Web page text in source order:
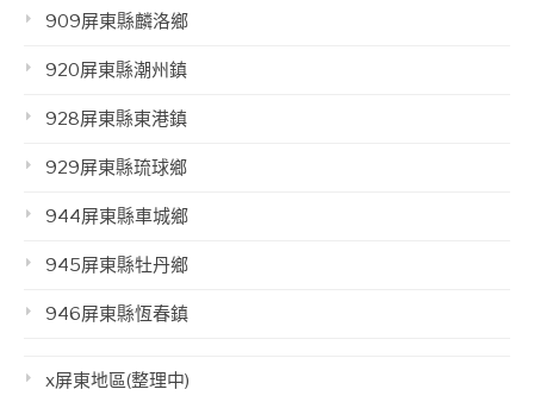
909屏東縣麟洛鄉
920屏東縣潮州鎮
928屏東縣東港鎮
929屏東縣琉球鄉
944屏東縣車城鄉
945屏東縣牡丹鄉
946屏東縣恆春鎮
x屏東地區(整理中)